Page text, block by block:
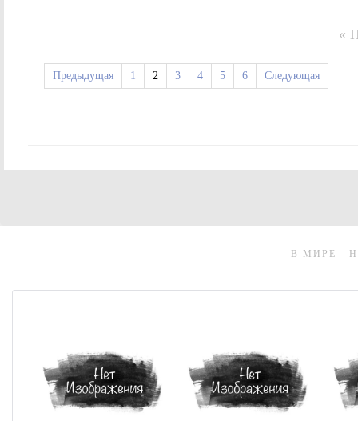
«
Предыдущая 1 2 3 4 5 6 Следующая
В МИРЕ -